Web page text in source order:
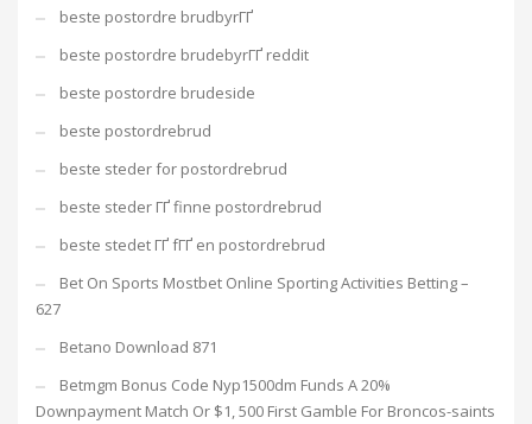
beste postordre brudbyrГҐ
beste postordre brudebyrГҐ reddit
beste postordre brudeside
beste postordrebrud
beste steder for postordrebrud
beste steder ГҐ finne postordrebrud
beste stedet ГҐ fГҐ en postordrebrud
Bet On Sports Mostbet Online Sporting Activities Betting –
627
Betano Download 871
Betmgm Bonus Code Nyp1500dm Funds A 20%
Downpayment Match Or $1, 500 First Gamble For Broncos-saints